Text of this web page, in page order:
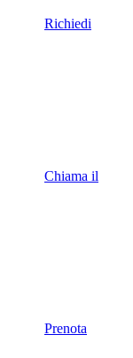
Richiedi
Chiama il
Prenota